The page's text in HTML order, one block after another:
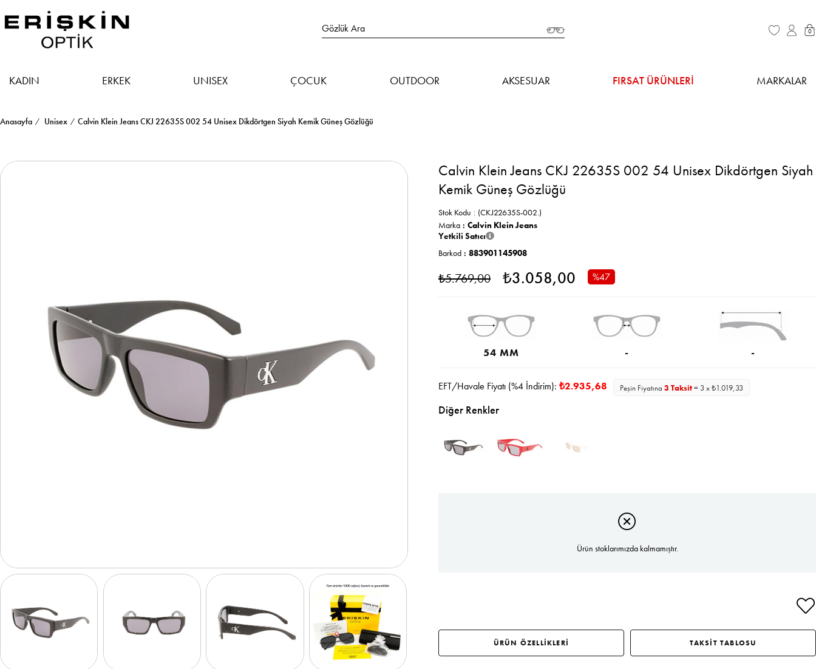
0
KADIN ERKEK UNISEX ÇOCUK OUTDOOR AKSESUAR FIRSAT ÜRÜNLERİ MARKALAR
Anasayfa Unisex Calvin Klein Jeans CKJ 22635S 002 54 Unisex Dikdörtgen Siyah Kemik Güneş Gözlüğü
Calvin Klein Jeans CKJ 22635S 002 54 Unisex Dikdörtgen Siyah
Kemik Güneş Gözlüğü
(CKJ22635S-002.)
Stok Kodu
Marka : Calvin Klein Jeans
Yetkili Satıcı
Barkod : 883901145908
₺5.769,00 ₺3.058,00 %47
54 MM - -
EFT/Havale Fiyatı (%4 İndirim): ₺2.935,68 Peşin Fiyatına 3 Taksit= 3 x ₺1.019,33
Diğer Renkler
Ürün stoklarımızda kalmamıştır.
ÜRÜN ÖZELLİKLERİ TAKSİT TABLOSU